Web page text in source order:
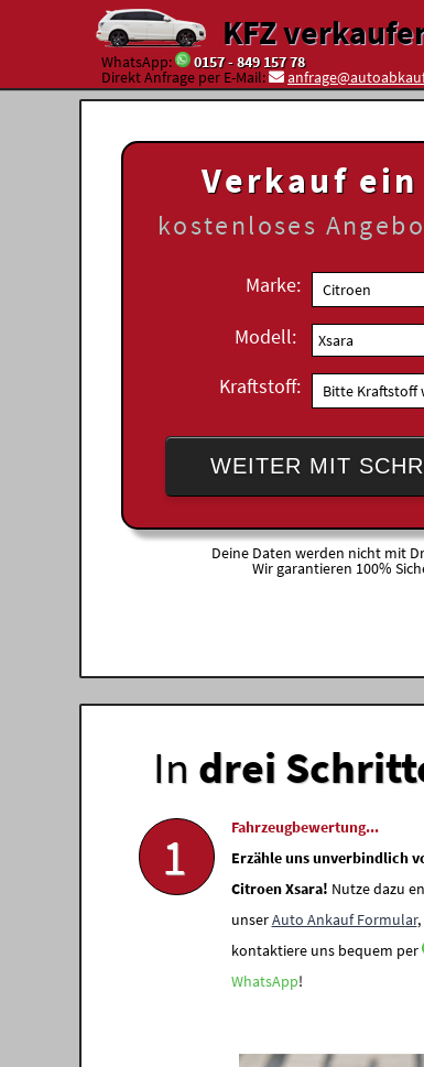
KFZ
WhatsApp: 0157 - 849 157 78
Direkt Anfrage per E-Mail:
Verkauf ein
kostenloses
Marke:
Modell:
Kraftstoff:
WEITER MIT
Deine Daten werden nicht mit
Wir garantieren 100%
In drei
1
Fahrzeugbewertung...
Erzähle uns unverbindlich
Citroen Xsara! Nutze dazu
unserAuto Ankauf Formular,
kontaktiere uns bequem per
WhatsApp!